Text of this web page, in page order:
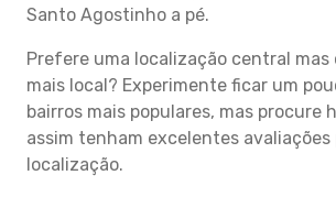
Santo Agostinho a pé.
Prefere uma localização central
mais local? Experimente ficar um
bairros mais populares, mas procure
assim tenham excelentes avaliações
localização.